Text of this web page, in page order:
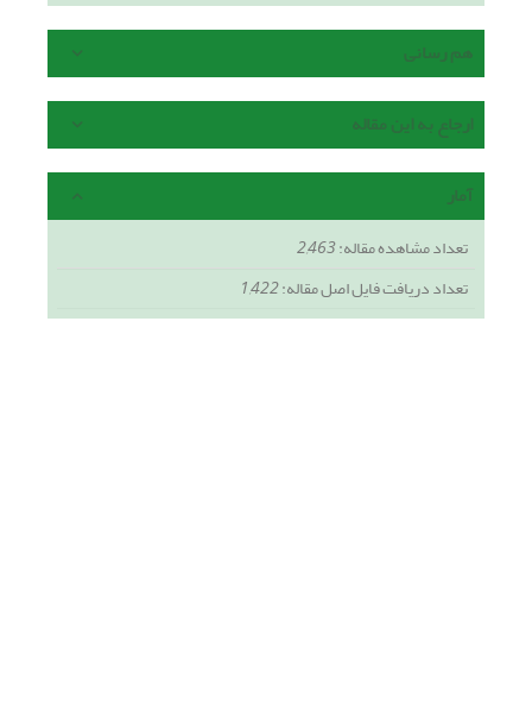
هم رسانی
ارجاع به این مقاله
آمار
تعداد مشاهده مقاله:2,463
تعداد دریافت فایل اصل مقاله:1,422